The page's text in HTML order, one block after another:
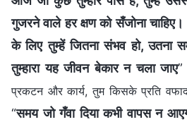
गुजरने वाले हर क्षण को सँजोना
के लिए तुम्हें जितना संभव हो, उतना
तुम्हारा यह जीवन बेकार न चला जाए”
प्रकटन और कार्य, तुम किसके प्रति
“समय जो गँवा दिया कभी वापस न